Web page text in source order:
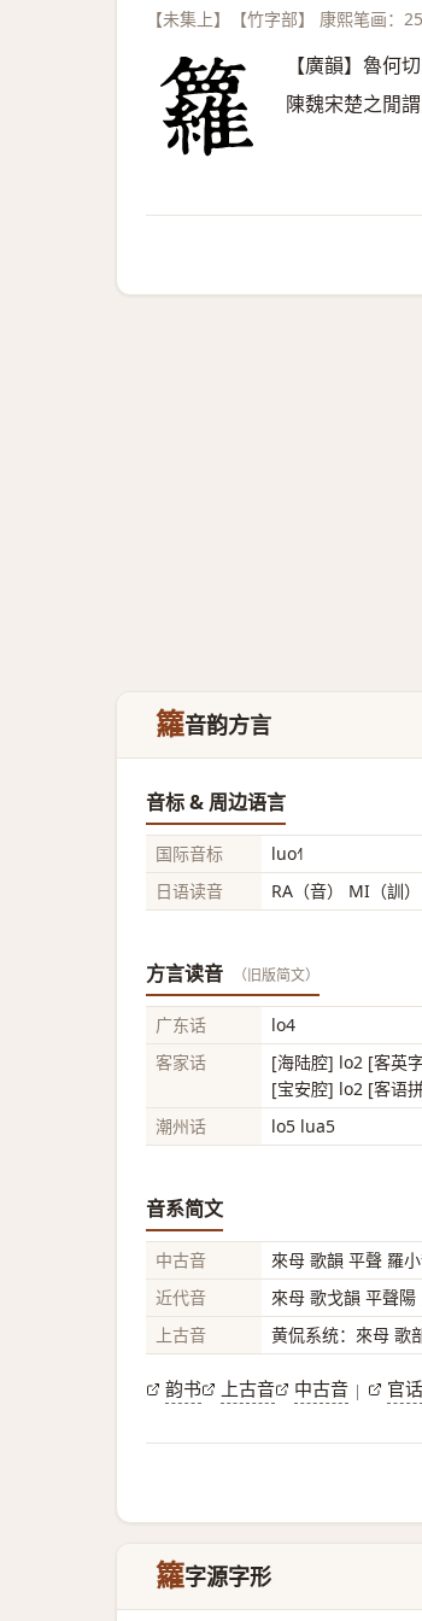
【未集上】【竹字部】 康熙笔画：
【廣韻】魯何
陳魏宋楚之閒
籮音韵方言
音标 & 周边语言
国际音标
luo˧˥
日语读音
RA（音） MI（訓）
方言读音 （旧版简文）
广东话
lo4
客家话
[海陆腔] lo2 [客英
[宝安腔] lo2 [客语
潮州话
lo5 lua5
音系简文
中古音
來母 歌韻 平聲 羅
近代音
來母 歌戈韻 平聲陽
上古音
黄侃系统：來母 歌
韵书 上古音 中古音 | 官话
籮字源字形